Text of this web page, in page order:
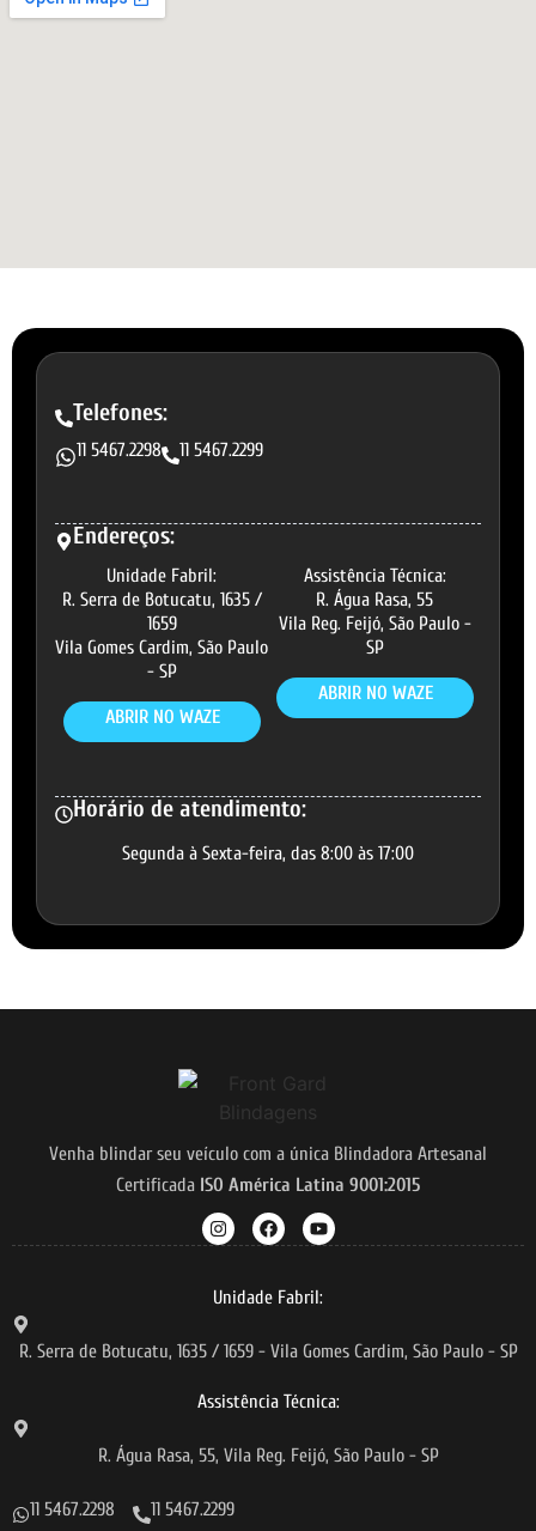
Telefones:
11 5467.2298 11 5467.2299
Endereços:
Unidade Fabril:
R. Serra de Botucatu, 1635 /
1659
Vila Gomes Cardim, São Paulo
- SP
ABRIR NO WAZE
Assistência Técnica:
R. Água Rasa, 55
Vila Reg. Feijó, São Paulo -
SP
ABRIR NO WAZE
Horário de atendimento:
Segunda à Sexta-feira, das 8:00 às 17:00
Venha blindar seu veículo com a única Blindadora Artesanal
Certificada ISO América Latina 9001:2015
Unidade Fabril:
R. Serra de Botucatu, 1635 / 1659 - Vila Gomes Cardim, São Paulo - SP
Assistência Técnica:
R. Água Rasa, 55, Vila Reg. Feijó, São Paulo - SP
11 5467.2298 11 5467.2299